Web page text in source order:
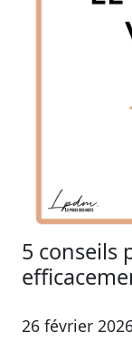
5 conseils
26 février